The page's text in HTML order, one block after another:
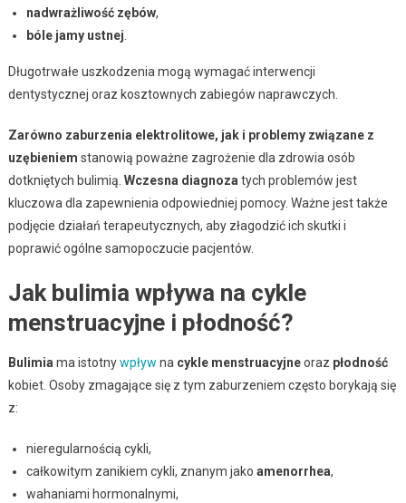
nadwrażliwość zębów,
bóle jamy ustnej
Długotrwałe uszkodzenia mogą wymagać interwencji
dentystycznej oraz kosztownych zabiegów naprawczych.
Zarówno zaburzenia elektrolitowe, jak i problemy związane z
uzębieniem stanowią poważne zagrożenie dla zdrowia osób
dotkniętych bulimią. Wczesna diagnoza tych problemów jest
kluczowa dla zapewnienia odpowiedniej pomocy. Ważne jest także
podjęcie działań terapeutycznych, aby złagodzić ich skutki i
poprawić ogólne samopoczucie pacjentów.
Jak bulimia wpływa na cykle
menstruacyjne i płodność?
Bulimia ma istotnywpływ na cykle menstruacyjneoraz płodność
kobiet. Osoby zmagające się z tym zaburzeniem często borykają się
z:
nieregularnością cykli,
całkowitym zanikiem cykli, znanym jako amenorrhea,
wahaniami hormonalnymi,